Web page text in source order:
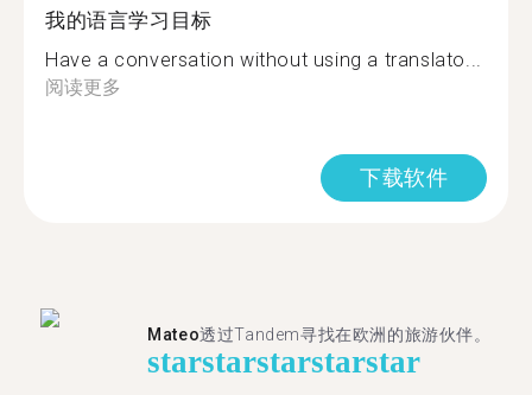
我的语言学习目标
Have a conversation without using a translato...
阅读更多
下载软件
Mateo透过Tandem寻找在欧洲的旅游伙伴。
starstarstarstarstar